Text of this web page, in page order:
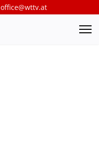
office@wttv.at